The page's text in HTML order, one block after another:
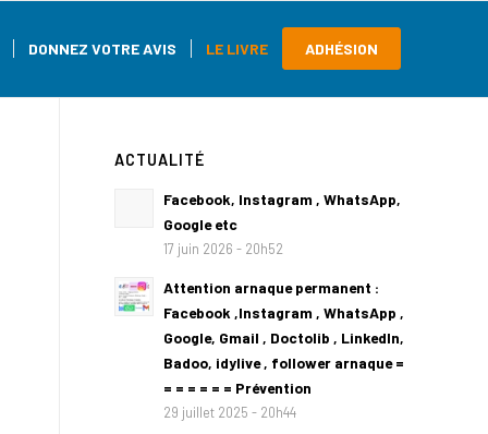
DONNEZ VOTRE AVIS LE LIVRE ADHÉSION
ACTUALITÉ
Facebook, Instagram , WhatsApp,
Google etc
17 juin 2026 - 20h52
Attention arnaque permanent :
Facebook ,Instagram , WhatsApp ,
Google, Gmail , Doctolib , LinkedIn,
Badoo, idylive , follower arnaque =
= = = = = = Prévention
29 juillet 2025 - 20h44